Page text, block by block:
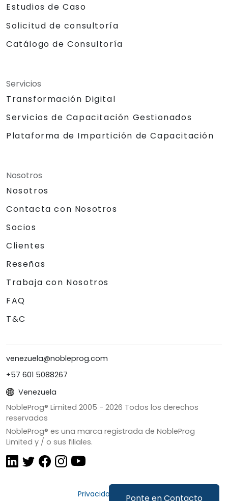
Ponte en Contacto
Estudios de Caso
Solicitud de consultoría
Catálogo de Consultoría
Servicios
Transformación Digital
Servicios de Capacitación Gestionados
Plataforma de Impartición de Capacitación
Nosotros
Nosotros
Contacta con Nosotros
Socios
Clientes
Reseñas
Trabaja con Nosotros
FAQ
T&C
venezuela@nobleprog.com
+57 601 5088267
Venezuela
NobleProg® Limited 2005 - 2026 Todos los derechos
reservados
NobleProg® es una marca registrada de NobleProg
Limited y / o sus filiales.
Privacidad y Cookies